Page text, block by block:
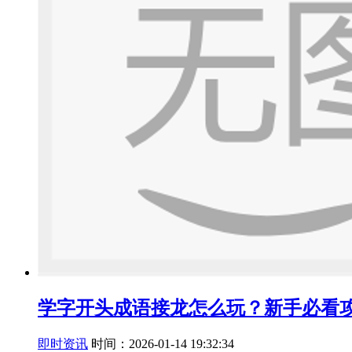
学字开头成语接龙怎么玩？新手必看
即时资讯 时间：2026-01-14 19:32:34